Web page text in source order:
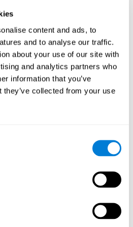
content and ads, to
and to analyse our traffic.
about your use of our site with
and analytics partners who
information that you’ve
they’ve collected from your use
du sommeil.
qu'un nouvel apprentissage
cognitif adéquat peut aider
sommeil
sommeil.
personnes âgées indépendantes
un modèle à deux groupes:
on a utilisé l'outil
assistant de recherche est venu chez